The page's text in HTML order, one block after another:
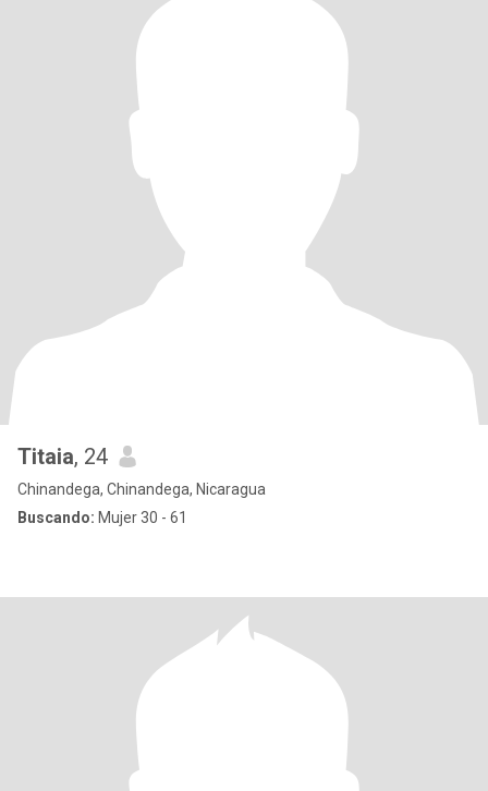
Titaia, 24
Chinandega, Chinandega, Nicaragua
Buscando: Mujer 30 - 61